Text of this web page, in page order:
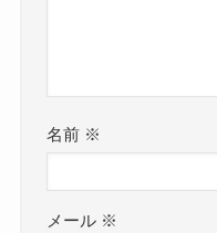
名前 ※
メール ※